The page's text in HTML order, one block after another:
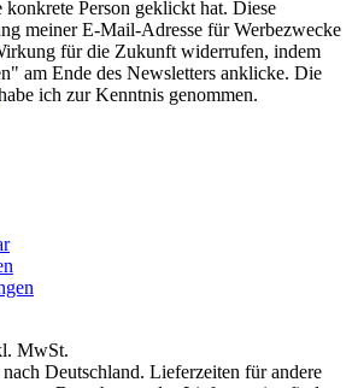
Person geklickt hat. Diese
meiner E-Mail-Adresse für Werbezwecke
für die Zukunft widerrufen, indem
am Ende des Newsletters anklicke. Die
ich zur Kenntnis genommen.
MwSt.
Deutschland. Lieferzeiten für andere